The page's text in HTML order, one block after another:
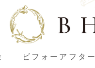
ビフォーアフター